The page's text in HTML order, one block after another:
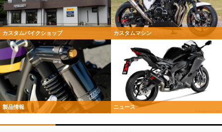
カスタムバイクショップ カスタムマシン
製品情報 ニュース